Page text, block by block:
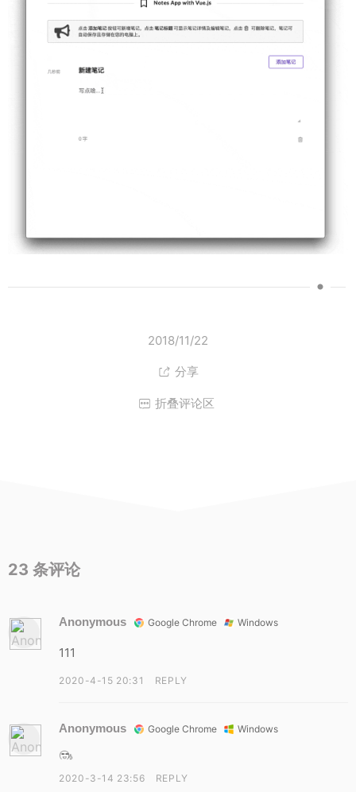
2018/11/22
 分享
 折叠评论区
23 条评论
Anonymous Google Chrome Windows
111
2020-4-15 20:31 REPLY
Anonymous Google Chrome Windows
2020-3-14 23:56 REPLY